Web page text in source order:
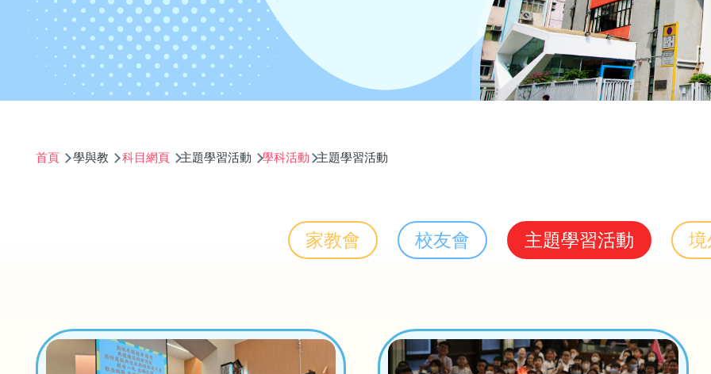
航
首頁 學與教 科目網頁 主題學習活動 學科活動 主題學習活動
家教會 校友會 主題學習活動 境